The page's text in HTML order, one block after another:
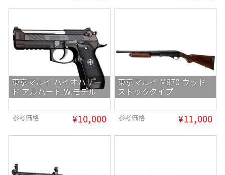
東京マルイ バイオハザー
ド アルバート.W.モデル
参考価格 ¥10,000
東京マルイ M870 ウッド
ストックタイプ
参考価格 ¥11,000